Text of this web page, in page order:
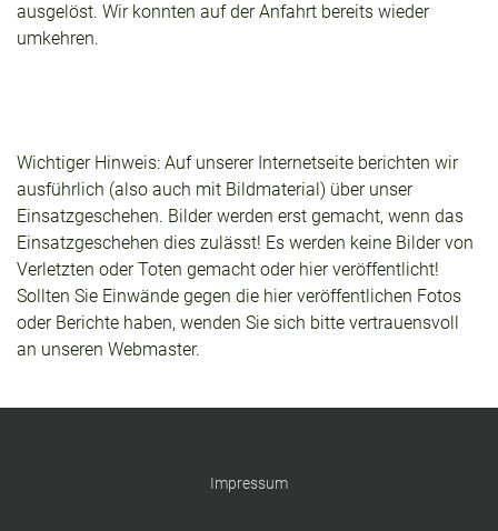
ausgelöst. Wir konnten auf der Anfahrt bereits wieder
umkehren.
Wichtiger Hinweis: Auf unserer Internetseite berichten wir
ausführlich (also auch mit Bildmaterial) über unser
Einsatzgeschehen. Bilder werden erst gemacht, wenn das
Einsatzgeschehen dies zulässt! Es werden keine Bilder von
Verletzten oder Toten gemacht oder hier veröffentlicht!
Sollten Sie Einwände gegen die hier veröffentlichen Fotos
oder Berichte haben, wenden Sie sich bitte vertrauensvoll
an unseren Webmaster.
Impressum